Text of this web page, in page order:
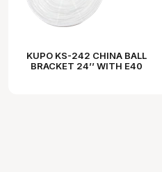
KUPO KS-242 CHINA BALL
BRACKET 24’’ WITH E40